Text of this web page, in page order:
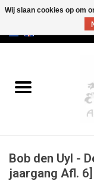
Oud & Zeldzaam
Erotica
Bob den Uyl -
jaargang Afl. 6]
Wij slaan cookies op om